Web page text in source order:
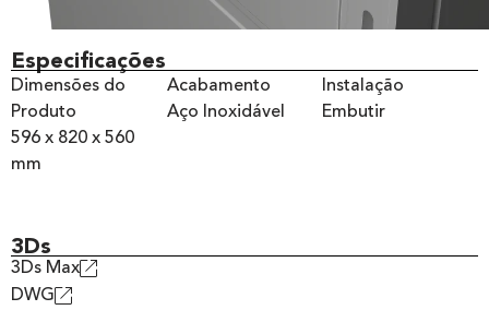
Especificações
Dimensões do
Produto
596 x 820 x 560
mm
Acabamento
Aço Inoxidável
Instalação
Embutir
3Ds
3Ds Max
DWG